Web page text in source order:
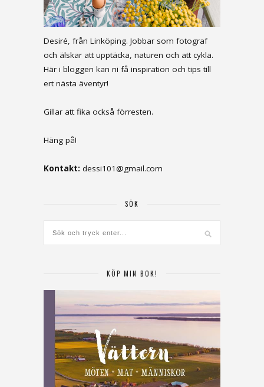
Desiré, från Linköping. Jobbar som fotograf
och älskar att upptäcka, naturen och att cykla.
Här i bloggen kan ni få inspiration och tips till
ert nästa äventyr!
Gillar att fika också förresten.
Häng på!
Kontakt: dessi101@gmail.com
SÖK
KÖP MIN BOK!